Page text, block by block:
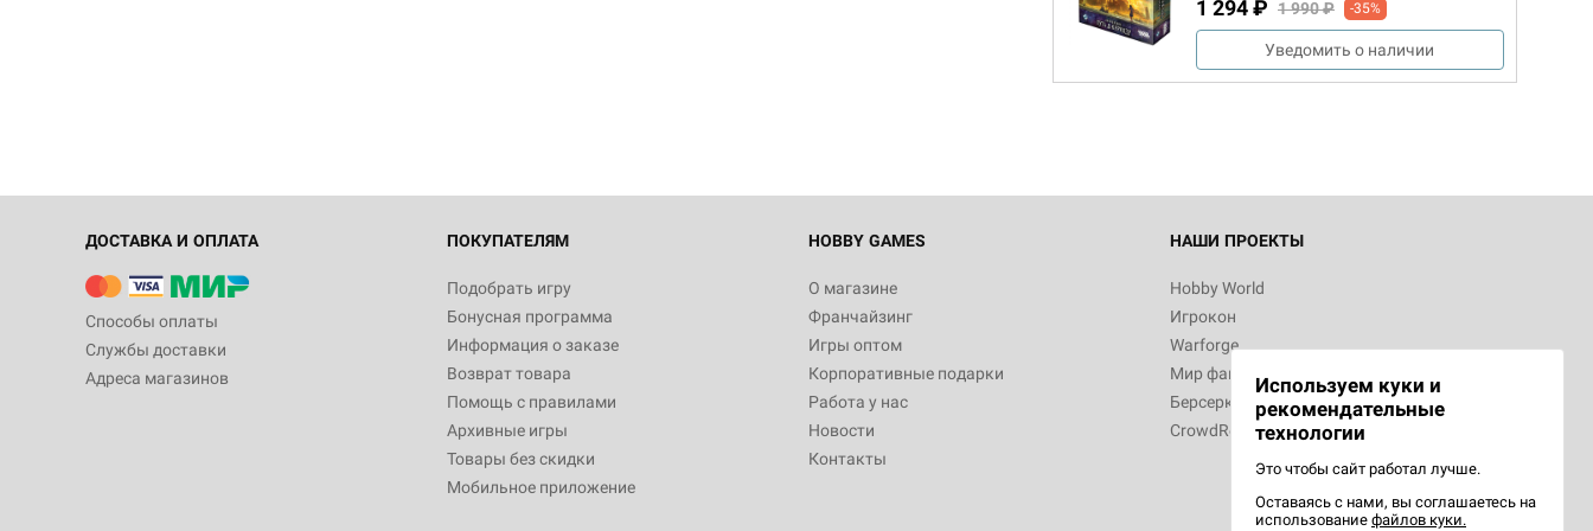
1 294 ₽ 1 990 ₽ -35%
Уведомить о наличии
ДОСТАВКА И ОПЛАТА
Способы оплаты
Службы доставки
Адреса магазинов
ПОКУПАТЕЛЯМ
Подобрать игру
Бонусная программа
Информация о заказе
Возврат товара
Помощь с правилами
Архивные игры
Товары без скидки
Мобильное приложение
HOBBY GAMES
О магазине
Франчайзинг
Игры оптом
Корпоративные подарки
Работа у нас
Новости
Контакты
НАШИ ПРОЕКТЫ
Hobby World
Игрокон
Warforge
Мир фантастики
Берсерк
CrowdRepublic
Используем куки и
рекомендательные
технологии
Это чтобы сайт работал лучше.
Оставаясь с нами, вы соглашаетесь на
использование файлов куки.